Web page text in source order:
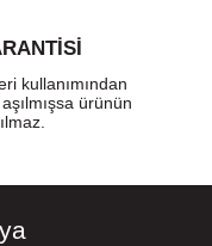
kullanımından
ürünün